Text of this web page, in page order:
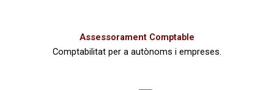
Assessorament Comptable
Comptabilitat per a autònoms i empreses.